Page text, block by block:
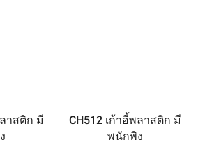
าสติก มี
CH512 เก้าอี้พลาสติก มี
พนักพิง